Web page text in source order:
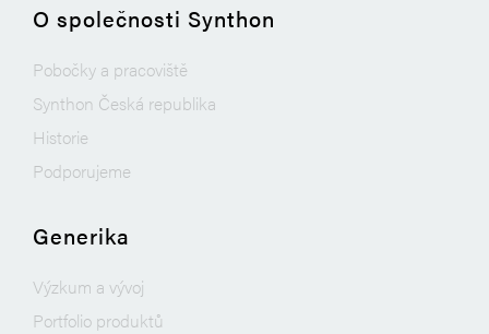
O společnosti Synthon
Pobočky a pracoviště
Synthon Česká republika
Historie
Podporujeme
Generika
Výzkum a vývoj
Portfolio produktů